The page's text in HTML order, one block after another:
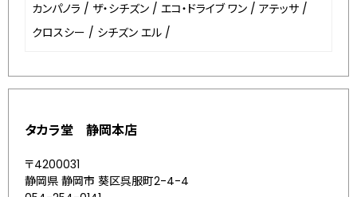
カンパノラ / ザ・シチズン / エコ・ドライブ ワン / アテッサ /
クロスシー / シチズン エル /
タカラ堂 静岡本店
〒4200031
静岡県 静岡市 葵区呉服町2-4-4